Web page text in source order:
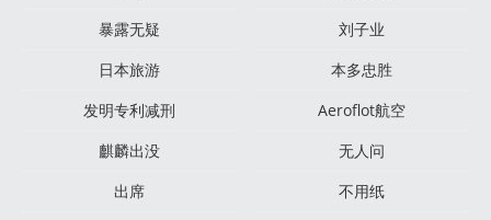
暴露无疑
刘子业
日本旅游
本多忠胜
发明专利减刑
Aeroflot航空
麒麟出没
无人问
出席
不用纸